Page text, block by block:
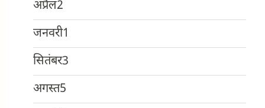
अप्रैल2
जनवरी1
सितंबर3
अगस्त5